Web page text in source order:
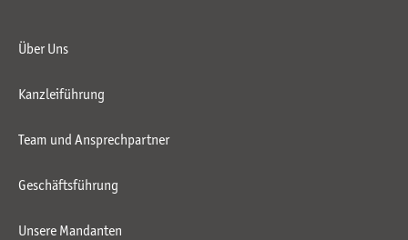
Über Uns
Kanzleiführung
Team und Ansprechpartner
Geschäftsführung
Unsere Mandanten